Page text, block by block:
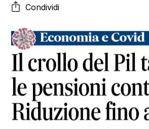
stimato (anche con molta prudenza)
Condividi